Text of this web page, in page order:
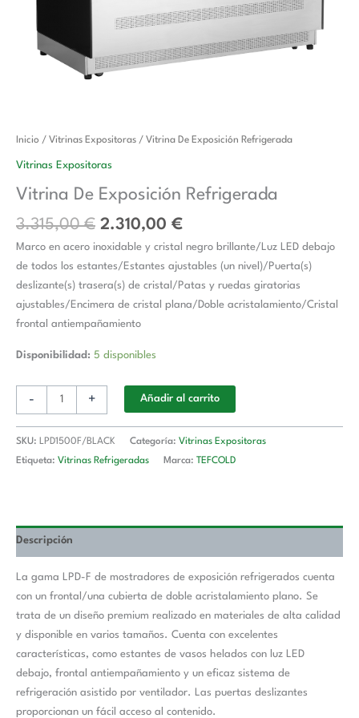
Inicio / Vitrinas Expositoras / Vitrina De Exposición Refrigerada
Vitrinas Expositoras
Vitrina De Exposición Refrigerada
3.315,00€
El
era:
3.315,00 €.
2.310,00 €
El
es:
2.310,00 €.
Marco en acero inoxidable y cristal negro brillante/Luz LED debajo
de todos los estantes/Estantes ajustables (un nivel)/Puerta(s)
deslizante(s) trasera(s) de cristal/Patas y ruedas giratorias
ajustables/Encimera de cristal plana/Doble acristalamiento/Cristal
frontal antiempañamiento
Disponibilidad: 5 disponibles
-
Vitrina
De
Refrigerada
cantidad
+ Añadir al carrito
SKU: LPD1500F/BLACK Categoría: Vitrinas Expositoras
Etiqueta: Vitrinas Refrigeradas Marca: TEFCOLD
Descripción
La gama LPD-F de mostradores de exposición refrigerados cuenta
con un frontal/una cubierta de doble acristalamiento plano. Se
trata de un diseño premium realizado en materiales de alta calidad
y disponible en varios tamaños. Cuenta con excelentes
características, como estantes de vasos helados con luz LED
debajo, frontal antiempañamiento y un eficaz sistema de
refrigeración asistido por ventilador. Las puertas deslizantes
proporcionan un fácil acceso al contenido.